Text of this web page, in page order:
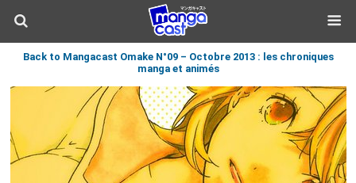
Back to Mangacast Omake N°09 – Octobre 2013 : les chroniques
manga et animés